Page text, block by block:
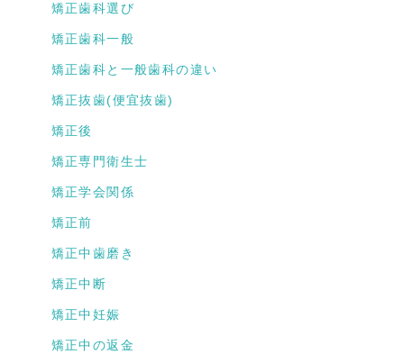
矯正歯科選び
矯正歯科一般
矯正歯科と一般歯科の違い
矯正抜歯(便宜抜歯)
矯正後
矯正専門衛生士
矯正学会関係
矯正前
矯正中歯磨き
矯正中断
矯正中妊娠
矯正中の返金